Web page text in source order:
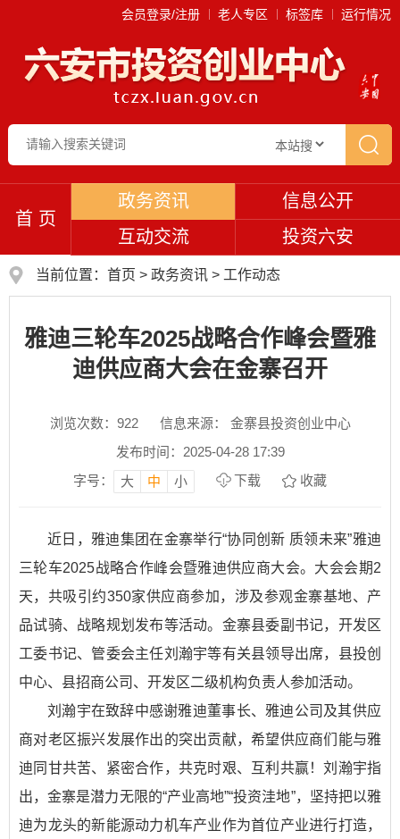
会员登录/注册 老人专区 标签库 运行情况
首 页
政务资讯
信息公开
互动交流
投资六安
当前位置： 首页 > 政务资讯 > 工作动态
雅迪三轮车2025战略合作峰会暨雅
迪供应商大会在金寨召开
浏览次数： 922
信息来源： 金寨县投资创业中心
发布时间：2025-04-28 17:39
字号：
大 中 小 下载 收藏
近日，雅迪集团在金寨举行“协同创新 质领未来”雅迪
三轮车2025战略合作峰会暨雅迪供应商大会。大会会期2
天，共吸引约350家供应商参加，涉及参观金寨基地、产
品试骑、战略规划发布等活动。金寨县委副书记，开发区
工委书记、管委会主任刘瀚宇等有关县领导出席，县投创
中心、县招商公司、开发区二级机构负责人参加活动。
刘瀚宇在致辞中感谢雅迪董事长、雅迪公司及其供应
商对老区振兴发展作出的突出贡献，希望供应商们能与雅
迪同甘共苦、紧密合作，共克时艰、互利共赢！刘瀚宇指
出，金寨是潜力无限的“产业高地”“投资洼地”，坚持把以雅
迪为龙头的新能源动力机车产业作为首位产业进行打造，